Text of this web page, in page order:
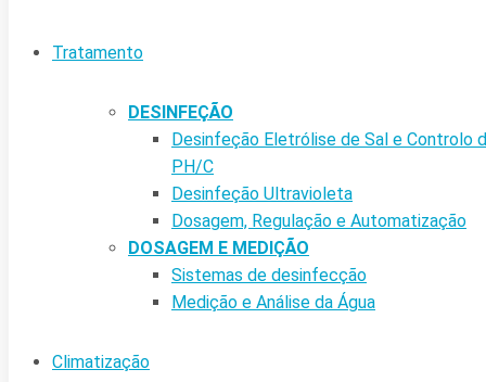
Tratamento
DESINFEÇÃO
Desinfeção Eletrólise de Sal e Controlo
PH/C
Desinfeção Ultravioleta
Dosagem, Regulação e Automatização
DOSAGEM E MEDIÇÃO
Sistemas de desinfecção
Medição e Análise da Água
Climatização